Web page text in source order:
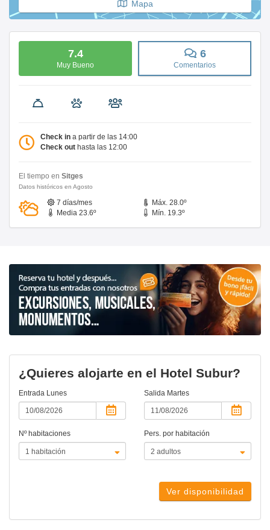
Mapa
7.4
Muy Bueno
6
Comentarios
Check in a partir de las 14:00
Check out hasta las 12:00
El tiempo en Sitges
Datos históricos en Agosto
7 días/mes
Máx. 28.0º
Media 23.6º
Mín. 19.3º
¿Quieres alojarte en el Hotel Subur?
Entrada Lunes Salida Martes
Nº habitaciones Pers. por habitación
Ver disponibilidad